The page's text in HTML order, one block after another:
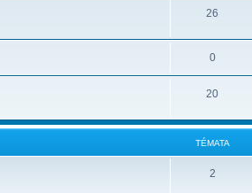
26
0
20
TÉMATA
2